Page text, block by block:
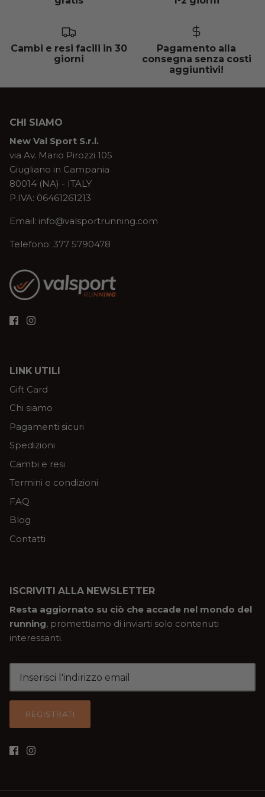
Cambi e resi facili in 30
giorni
Pagamento alla
consegna senza costi
aggiuntivi!
CHI SIAMO
New Val Sport S.r.l.
via Av. Mario Pirozzi 105
Giugliano in Campania
80014 (NA) - ITALY
P.IVA: 06461261213
Email: info@valsportrunning.com
Telefono: 377 5790478
LINK UTILI
Gift Card
Chi siamo
Pagamenti sicuri
Spedizioni
Cambi e resi
Termini e condizioni
FAQ
Blog
Contatti
ISCRIVITI ALLA NEWSLETTER
Resta aggiornato su ciò che accade nel mondo del
running, promettiamo di inviarti solo contenuti
interessanti.
REGISTRATI